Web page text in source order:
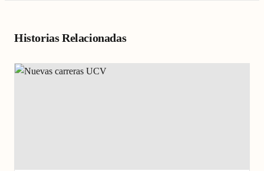
Historias Relacionadas